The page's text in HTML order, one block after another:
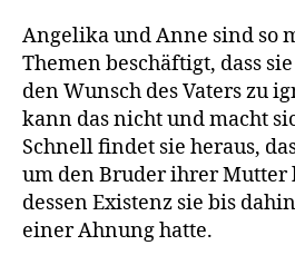
Angelika und Anne sind so
Themen beschäftigt, dass
den Wunsch des Vaters zu
kann das nicht und macht
Schnell findet sie heraus,
um den Bruder ihrer Mutter
dessen Existenz sie bis
einer Ahnung hatte.